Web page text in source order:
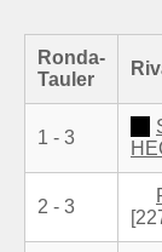
Ronda-
Tauler
1 - 3
2 - 3